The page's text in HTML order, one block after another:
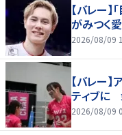
【バレー
がみつく
2026/08/09
【バレー
ティブに
2026/08/09